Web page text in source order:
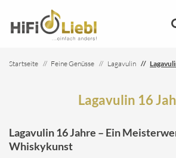
Startseite Feine Genüsse Lagavulin
Lagavulin 16
Lagavulin 16 Jahre – Ein
Whiskykunst